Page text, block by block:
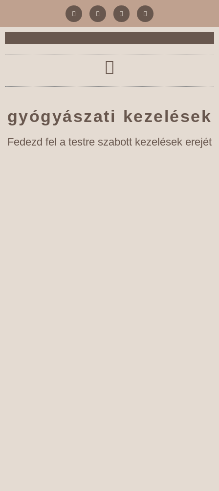
gyógyászati kezelések
Fedezd fel a testre szabott kezelések erejét